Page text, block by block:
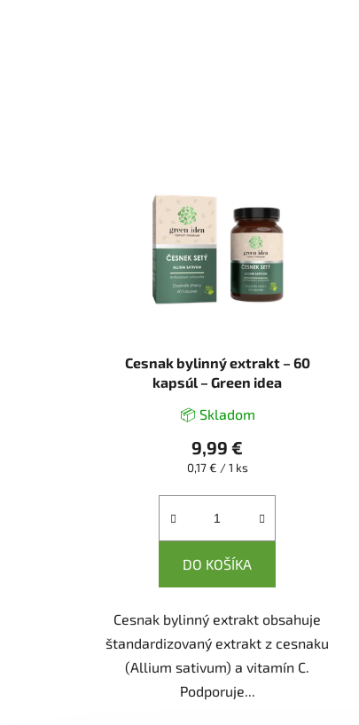
Cesnak bylinný extrakt – 60
kapsúl – Green idea
📦 Skladom
9,99 €
Jednotková
0,17 € / 1 ks
DO KOŠÍKA
Cesnak bylinný extrakt obsahuje
štandardizovaný extrakt z cesnaku
(Allium sativum) a vitamín C.
Podporuje...